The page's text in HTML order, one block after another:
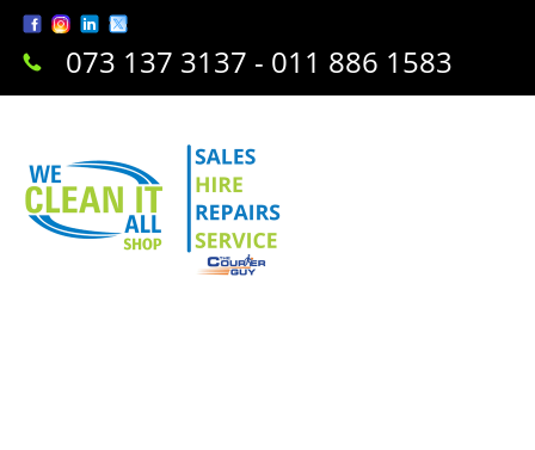
073 137 3137 - 011 886 1583